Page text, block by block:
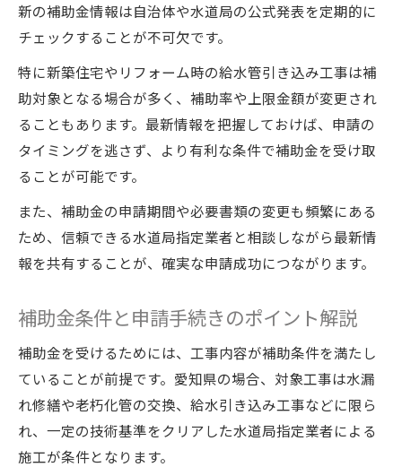
新の補助金情報は自治体や水道局の公式発表を定期的に
チェックすることが不可欠です。
特に新築住宅やリフォーム時の給水管引き込み工事は補
助対象となる場合が多く、補助率や上限金額が変更され
ることもあります。最新情報を把握しておけば、申請の
タイミングを逃さず、より有利な条件で補助金を受け取
ることが可能です。
また、補助金の申請期間や必要書類の変更も頻繁にある
ため、信頼できる水道局指定業者と相談しながら最新情
報を共有することが、確実な申請成功につながります。
補助金条件と申請手続きのポイント解説
補助金を受けるためには、工事内容が補助条件を満たし
ていることが前提です。愛知県の場合、対象工事は水漏
れ修繕や老朽化管の交換、給水引き込み工事などに限ら
れ、一定の技術基準をクリアした水道局指定業者による
施工が条件となります。